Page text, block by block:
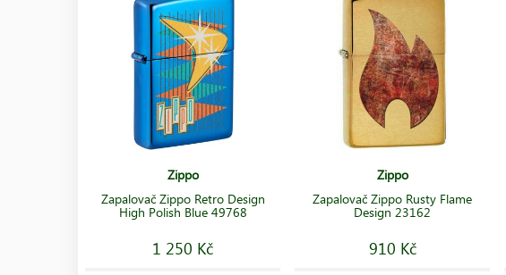
Zippo
Zapalovač Zippo Retro Design
High Polish Blue 49768
1 250 Kč
Zippo
Zapalovač Zippo Rusty Flame
Design 23162
910 Kč